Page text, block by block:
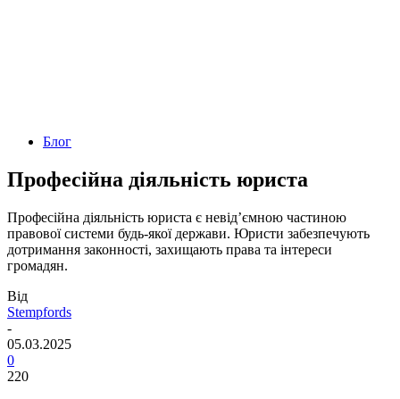
Блог
Професійна діяльність юриста
Професійна діяльність юриста є невід’ємною частиною
правової системи будь-якої держави. Юристи забезпечують
дотримання законності, захищають права та інтереси
громадян.
Від
Stempfords
-
05.03.2025
0
220